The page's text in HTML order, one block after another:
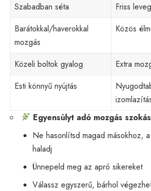
Szabadban séta
Friss
Barátokkal/haverokkal
mozgás
Közös
Közeli boltok gyalog
Extra
Esti könnyű nyújtás
Egyensúlyt adó mozgás
Ne hasonlítsd magad másokhoz,
haladj
Ünnepeld meg az apró sikereket
Válassz egyszerű, bárhol